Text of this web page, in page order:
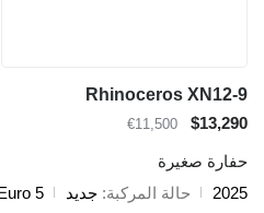
Rhinoceros XN12-9
$13,290
€11,500
حفارة صغيرة
2025
حالة المركبة جديد
Euro 5